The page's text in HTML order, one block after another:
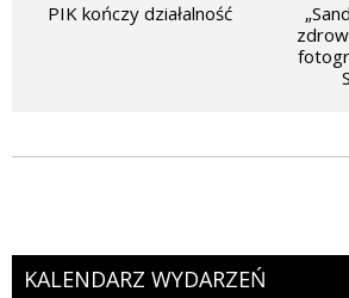
PIK kończy działalność
KALENDARZ WYDARZEŃ